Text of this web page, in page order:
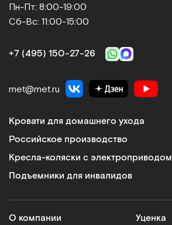
Пн-Пт: 8:00-19:00
Сб-Вс: 11:00-15:00
+7 (495) 150‑27‑26
met@met.ru
Кровати для домашнего ухода
Российское производство
Кресла-коляски с электроприводом
Подъемники для инвалидов
О компании
Уценка